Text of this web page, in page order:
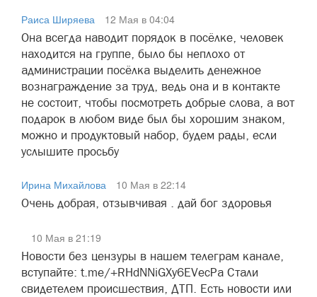
Раиса Ширяева
12 Мая в 04:04
Она всегда наводит порядок в посёлке, человек
находится на группе, было бы неплохо от
администрации посёлка выделить денежное
вознаграждение за труд, ведь она и в контакте
не состоит, чтобы посмотреть добрые слова, а вот
подарок в любом виде был бы хорошим знаком,
можно и продуктовый набор, будем рады, если
услышите просьбу
Ирина Михайлова
10 Мая в 22:14
Очень добрая, отзывчивая . дай бог здоровья
10 Мая в 21:19
Новости без цензуры в нашем телеграм канале,
вступайте: t.me/+RHdNNiGXy6EVecPa Стали
свидетелем происшествия, ДТП. Есть новости или